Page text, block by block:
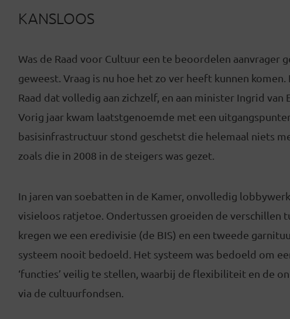
KANSLOOS
Was de Raad voor Cultuur een te beoordelen aanvrager
geweest. Vraag is nu hoe het zo ver heeft kunnen
Raad dat volledig aan zichzelf, en aan minister Ingrid van
Vorig jaar kwam laatstgenoemde met een
basisinfrastructuur stond geschetst die helemaal niets
zoals die in 2008 in de steigers was gezet.
In jaren van soebatten in de Kamer, onvolledig
visieloos ratjetoe. Ondertussen groeiden de verschillen
kregen we een eredivisie (de BIS) en een tweede
systeem nooit bedoeld. Het systeem was bedoeld om
‘functies’ veilig te stellen, waarbij de flexibiliteit en de
via de cultuurfondsen.